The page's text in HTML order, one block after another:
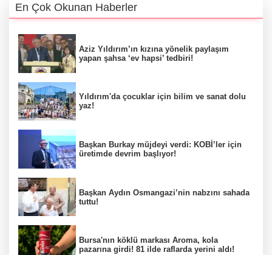
En Çok Okunan Haberler
Aziz Yıldırım’ın kızına yönelik paylaşım
yapan şahsa ‘ev hapsi’ tedbiri!
Yıldırım'da çocuklar için bilim ve sanat dolu
yaz!
Başkan Burkay müjdeyi verdi: KOBİ’ler için
üretimde devrim başlıyor!
Başkan Aydın Osmangazi’nin nabzını sahada
tuttu!
Bursa'nın köklü markası Aroma, kola
pazarına girdi! 81 ilde raflarda yerini aldı!